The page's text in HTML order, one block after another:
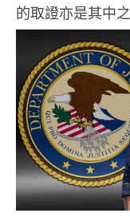
的取證亦是其中